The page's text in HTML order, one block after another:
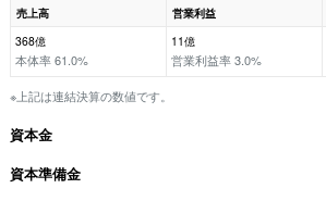
売上高 営業利益
368億
本体率 61.0%
11億
営業利益率 3.0%
※上記は連結決算の数値です。
資本金
資本準備金